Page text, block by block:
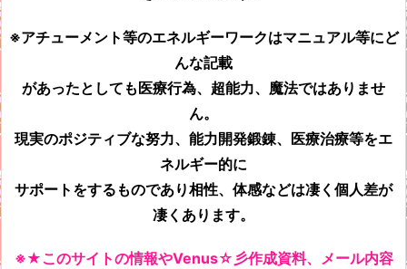
※アチューメント等のエネルギーワークはマニュアル等にど
んな記載
があったとしても医療行為、超能力、魔法ではありませ
ん。
現実のポジティブな努力、能力開発鍛錬、医療治療等をエ
ネルギー的に
サポートをするものであり相性、体感などは凄く個人差が
凄くあります。
※★このサイトの情報やVenus☆彡作成資料、メール内容